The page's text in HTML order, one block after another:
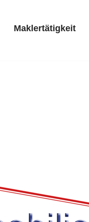
Maklertätigkeit